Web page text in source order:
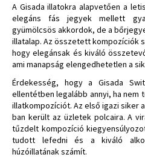
A Gisada illatokra alapvetően a
elegáns fás jegyek mellett
gyümölcsös akkordok, de a
illatalap. Az összetett kompozíciók
hogy elegánsak és kiváló
ami manapság elengedhetetlen a
Érdekesség, hogy a Gisada
ellentétben legalább annyi, ha
illatkompozíciót. Az első igazi siker a
ban került az üzletek polcaira. A
tűzdelt kompozíció
tudott lefedni és a kiváló
húzóillatának számít.